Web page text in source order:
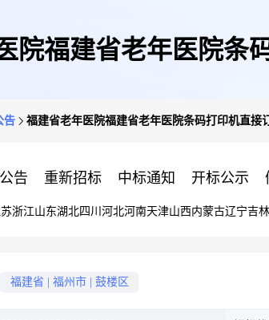
院福建省老年医院条
告 福建省老年医院福建省老年医院条码打印机直接
告 重新招标 中标通知 开标公示
浙江山东湖北四川 河北河南天津山西内蒙古辽宁吉林
福建省 福州市 鼓楼区